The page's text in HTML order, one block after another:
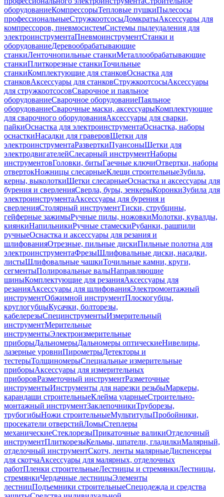
оборудованиеКомпрессорыТепловые пушкиПылесосы
профессиональныеСтружкоотсосыДомкратыАксессуары для
компрессоров, пневмосистемСистемы пылеудаления для
электроинструментаПневмоинструментСтанки и
оборудованиеДеревообрабатывающие
станкиЛенточнопильные станкиМеталлообрабатывающие
станкиПлиткорезные станкиТочильные
станкиКомплектующие для станковОснастка для
станковАксессуары для станковСтружкоотсосыАксессуары
для стружкоотсосовСварочное и паяльное
оборудованиеСварочное оборудованиеПаяльное
оборудованиеСварочные маски, аксессуарыКомплектующие
для сварочного оборудованияАксессуары для сварки,
пайкиОснастка для электроинструментаОснастка, наборы
оснасткиНасадки для граверовЩетки для
электроинструментаРазверткиПуансоныЩетки для
электродвигателейСлесарный инструментНаборы
инструментовГоловки, битыГаечные ключиОтвертки, наборы
отвертокНожницы слесарныеКлещи строительныеЗубила,
керны, выколоткиЩетки слесарныеОснастка и аксессуары для
бурения и сверленияСверла, буры, зенкерыКоронкиЗубила для
электроинструментаАксессуары для бурения и
сверленияСтолярный инструментТиски, струбцины,
гейферные зажимыРучные пилы, ножовкиМолотки, кувалды,
киянкиНапильникиРучные стамескиРубанки, рашпили
ручныеОснастка и аксессуары для резания и
шлифованияОтрезные, пильные дискиПильные полотна для
электроинструментаФрезыШлифовальные диски, насадки,
листыШлифовальные чашкиТочильные камни, круги,
сегментыПолировальные валыНаправляющие
шиныКомплектующие для резанияАксессуары для
резанияАксессуары для шлифованияЭлектромонтажный
инструментОбжимной инструментПлоскогубцы,
круглогубцыКусачки, болторезы,
кабелерезыСпецинструментыИзмерительный
инструментМерительные
инструментыЭлектроизмерительные
приборыДальномерыДальномеры оптическиеНивелиры,
лазерные уровниПирометрыДетекторы и
тестерыТолщиномерыСпециальные измерительные
приборыАксессуары для измерительных
приборовРазметочный инструментРазметочные
инструментыИнструменты для нарезки резьбыМаркеры,
карандаши строительныеКлейма ударныеСтроительно-
монтажный инструментЗаклепочникиТруборезы,
трубогибыНожи строительныеМультитулыПробойники,
просекатели отверстийЛомыСтеплеры
механическиеСтеклорезыПрикаточные валикиОтделочный
инструментПлиткорезыКельмы, шпатели, гладилкиМалярный,
отделочный инструментСкотч, ленты малярныеДиспенсеры
для скотчаАксессуары для малярных, отделочных
работПленки строительныеЛестницы и стремянкиЛестницы,
стремянкиЧердачные лестницыЭлементы
лестницПодъемники строительныеСпецодежда и средства